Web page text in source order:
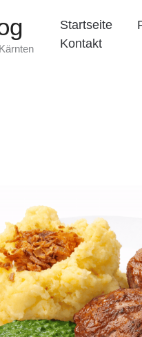
Startseite
Kontakt